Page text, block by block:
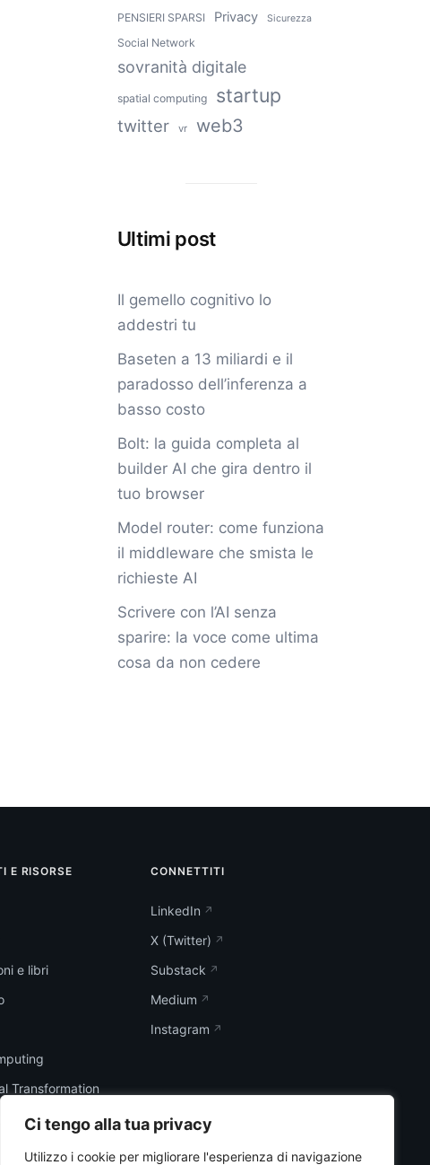
Ci tengo alla tua privacy
Utilizzo i cookie per migliorare l'esperienza di navigazione
PENSIERI SPARSI Privacy Sicurezza
Social Network
sovranità digitale
spatial computing startup
twitter vr web3
Ultimi post
Il gemello cognitivo lo
addestri tu
Baseten a 13 miliardi e il
paradosso dell’inferenza a
basso costo
Bolt: la guida completa al
builder AI che gira dentro il
tuo browser
Model router: come funziona
il middleware che smista le
richieste AI
Scrivere con l’AI senza
sparire: la voce come ultima
cosa da non cedere
E RISORSE
e libri
Transformation
CONNETTITI
LinkedIn
X (Twitter)
Substack
Medium
Instagram